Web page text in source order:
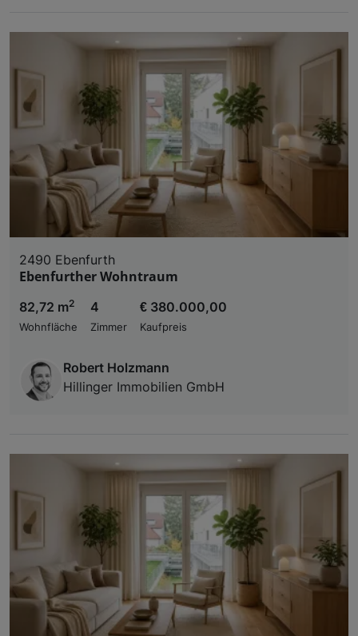
2490 Ebenfurth
Ebenfurther Wohntraum
82,72 m2
Wohnfläche
4
Zimmer
€ 380.000,00
Kaufpreis
Robert Holzmann
Hillinger Immobilien GmbH